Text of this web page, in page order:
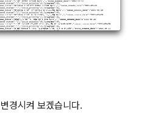
경시켜 보겠습니다.